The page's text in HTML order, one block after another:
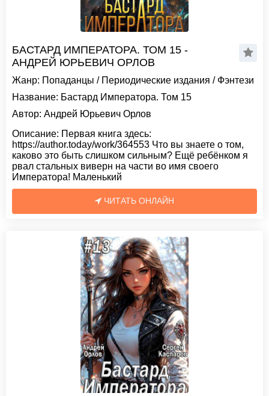
БАСТАРД ИМПЕРАТОРА. ТОМ 15 -
АНДРЕЙ ЮРЬЕВИЧ ОРЛОВ
Жанр: Попаданцы / Периодические издания / Фэнтези
Название: Бастард Императора. Том 15
Автор: Андрей Юрьевич Орлов
Описание: Первая книга здесь:
https://author.today/work/364553 Что вы знаете о том,
каково это быть слишком сильным? Ещë ребëнком я
рвал стальных виверн на части во имя своего
Императора! Маленький
ЧИТАТЬ ОНЛАЙН